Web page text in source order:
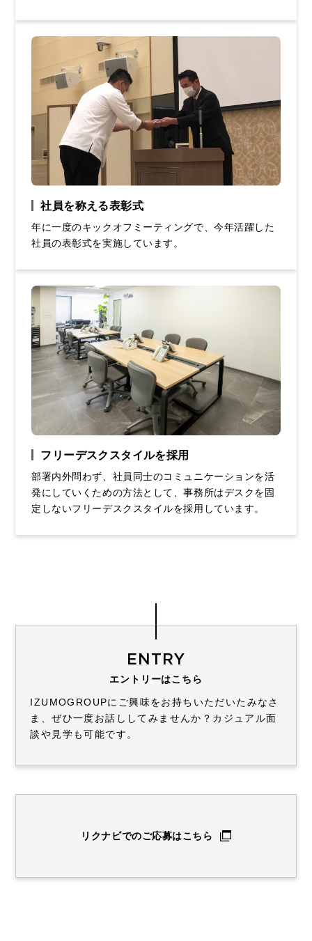
社員を称える表彰式
年に一度のキックオフミーティングで、今年活躍した
社員の表彰式を実施しています。
フリーデスクスタイルを採用
部署内外問わず、社員同士のコミュニケーションを活
発にしていくための方法として、事務所はデスクを固
定しないフリーデスクスタイルを採用しています。
ENTRY
エントリーはこちら
IZUMOGROUPにご興味をお持ちいただいたみなさ
ま、ぜひ一度お話ししてみませんか？ カジュアル面
談や見学も可能です。
リクナビでのご応募はこちら